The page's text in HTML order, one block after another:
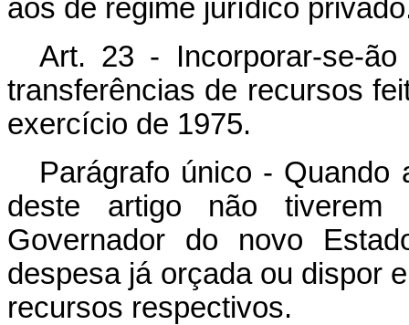
aos de regime jurídico
Art. 23 - Incorporar-se-
transferências de recursos
exercício de 1975.
Parágrafo único - Quando
deste artigo não tiverem
Governador do novo
despesa já orçada ou dispor
recursos respectivos.